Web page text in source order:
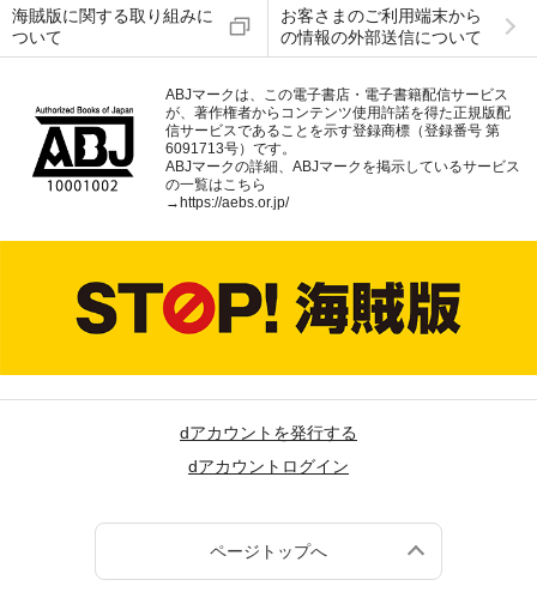
海賊版に関する取り組みに
ついて
お客さまのご利用端末から
の情報の外部送信について
ABJマークは、この電子書店・電子書籍配信サービス
が、著作権者からコンテンツ使用許諾を得た正規版配
信サービスであることを示す登録商標（登録番号 第
6091713号）です。
ABJマークの詳細、ABJマークを掲示しているサービス
の一覧はこちら
→ https://aebs.or.jp/
dアカウントを発行する
dアカウントログイン
ページトップへ